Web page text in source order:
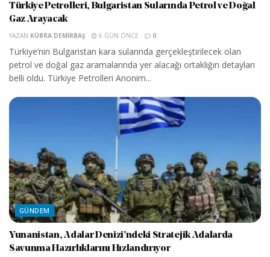
Türkiye Petrolleri, Bulgaristan Sularında Petrol ve Doğal
Gaz Arayacak
YAZAN KÜBRA DEMIRBAŞ 6 GÜN ÖNCE 0
Türkiye’nin Bulgaristan kara sularında gerçekleştirilecek olan
petrol ve doğal gaz aramalarında yer alacağı ortaklığın detayları
belli oldu. Türkiye Petrolleri Anonim...
GÜNDEM
Yunanistan, Adalar Denizi’ndeki Stratejik Adalarda
Savunma Hazırlıklarını Hızlandırıyor